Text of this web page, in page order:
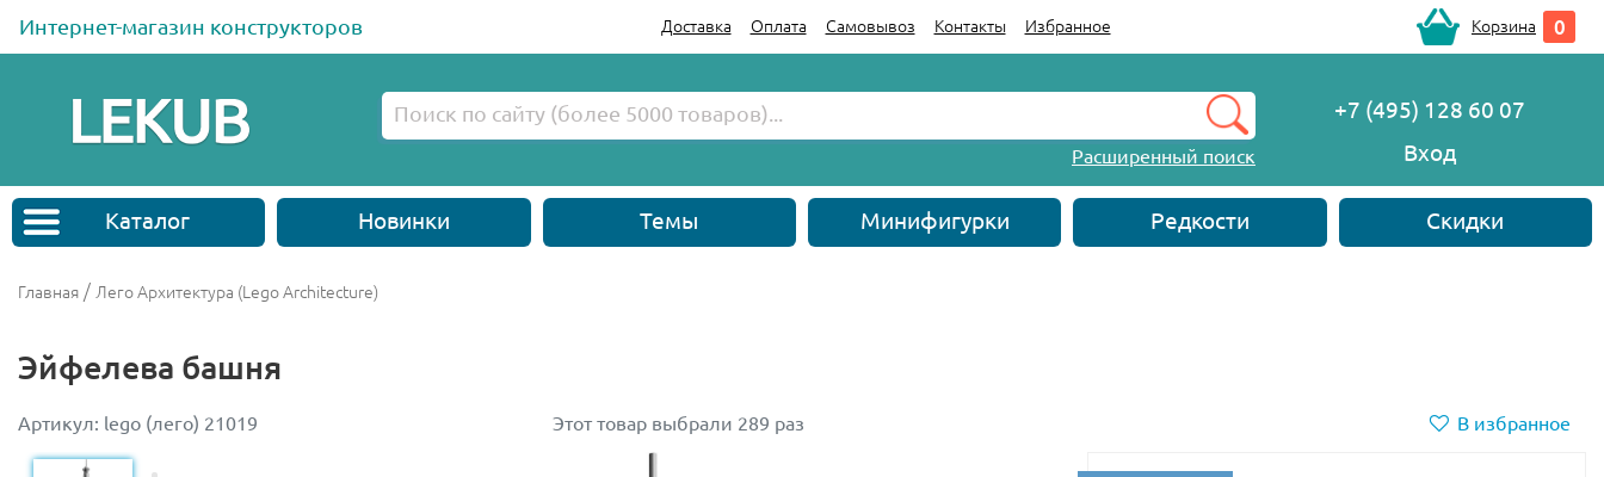
Интернет-магазин конструкторов Доставка Оплата Самовывоз Контакты Избранное Корзина 0
Расширенный поиск
+7 (495) 128 60 07
Вход
Каталог Новинки Темы Минифигурки Редкости Скидки
Главная / Лего Архитектура (Lego Architecture)
Эйфелева башня
Артикул: lego (лего) 21019 Этот товар выбрали 289 раз В избранное